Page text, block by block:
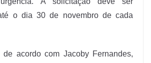
o dia 30 de novembro de cada
de acordo com Jacoby Fernandes,